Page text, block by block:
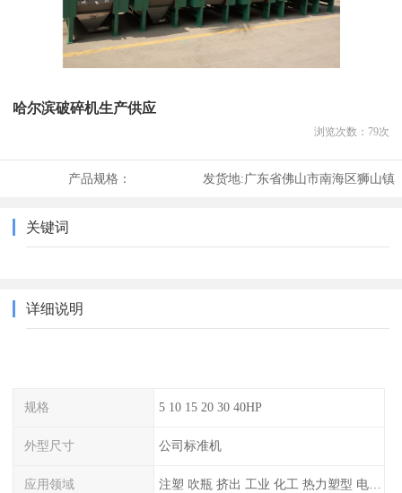
哈尔滨破碎机生产供应
浏览次数： 79次
产品规格： 发货地:广东省佛山市南海区狮山镇
关键词
详细说明
规格 5 10 15 20 30 40HP
外型尺寸 公司标准机
应用领域 注塑 吹瓶 挤出 工业 化工 热力塑型 电镀等